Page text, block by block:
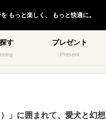
もっと楽しく、 もっと快適に。
す プレゼント
Present
」に囲まれて、愛犬と幻